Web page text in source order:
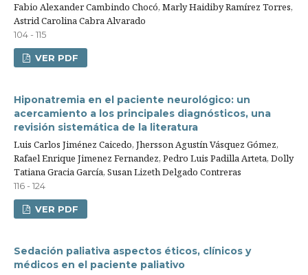
Fabio Alexander Cambindo Chocó, Marly Haidiby Ramírez Torres,
Astrid Carolina Cabra Alvarado
104 - 115
VER PDF
Hiponatremia en el paciente neurológico: un
acercamiento a los principales diagnósticos, una
revisión sistemática de la literatura
Luis Carlos Jiménez Caicedo, Jhersson Agustín Vásquez Gómez,
Rafael Enrique Jimenez Fernandez, Pedro Luis Padilla Arteta, Dolly
Tatiana Gracia García, Susan Lizeth Delgado Contreras
116 - 124
VER PDF
Sedación paliativa aspectos éticos, clínicos y
médicos en el paciente paliativo